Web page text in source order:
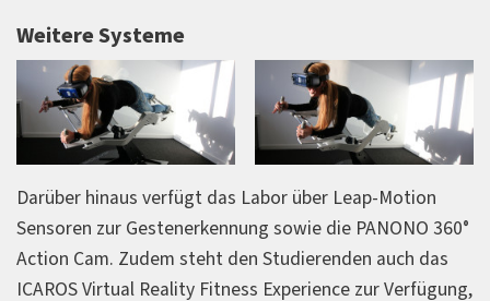
Weitere Systeme
Darüber hinaus verfügt das Labor über Leap-Motion
Sensoren zur Gestenerkennung sowie die PANONO 360°
Action Cam. Zudem steht den Studierenden auch das
ICAROS Virtual Reality Fitness Experience zur Verfügung,